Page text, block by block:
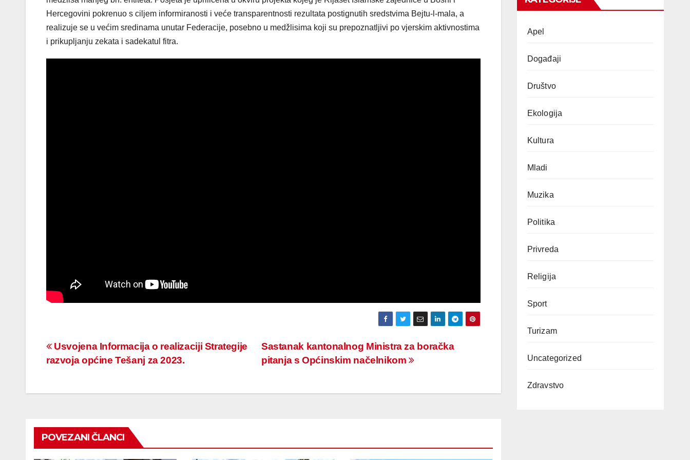
Hercegovini pokrenuo s ciljem informiranosti i veće transparentnosti rezultata postignutih sredstvima Bejtu-l-mala, a
realizuje se u većim sredinama unutar Federacije, posebno u medžlisima koji su prepoznatljivi po vjerskim aktivnostima
i prikupljanju zekata i sadekatul fitra.
Navigacija
članaka
Sastanak kantonalnog Ministra za boračka
pitanja s Općinskim načelnikom
Usvojena Informacija o realizaciji Strategije
razvoja općine Tešanj za 2023.
POVEZANI ČLANCI
Apel
Događaji
Društvo
Ekologija
Kultura
Mladi
Muzika
Politika
Privreda
Religija
Sport
Turizam
Uncategorized
Zdravstvo